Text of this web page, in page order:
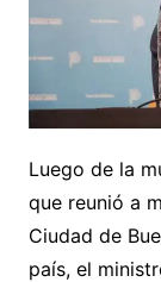
Luego de la
que reunió a
Ciudad de
país, el